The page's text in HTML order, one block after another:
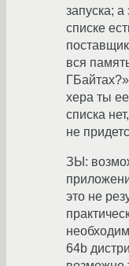
запуска;
списке
вся
хера ты
списка
не
ЗЫ:
это не
64b